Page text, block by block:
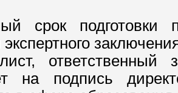
срок
ответственный
на подпись